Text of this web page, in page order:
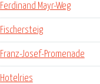
Ferdinand Mayr-Weg
Fischersteig
Franz-Josef-Promenade
Hotelries